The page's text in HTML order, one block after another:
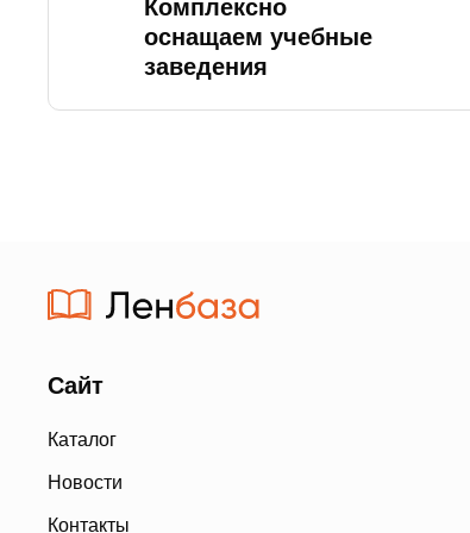
Комплексно
оснащаем учебные
заведения
Сайт
Каталог
Новости
Контакты